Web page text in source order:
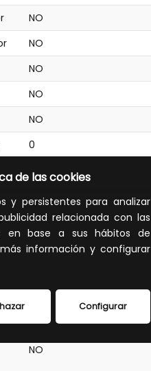
de las cookies
y persistentes para analizar
relacionada con las
en base a sus hábitos de
información y configurar
Configurar
NO
NO
NO
NO
NO
0
Ninguno
Policloruro de vinilo (PVC)
Otros
NO
NO